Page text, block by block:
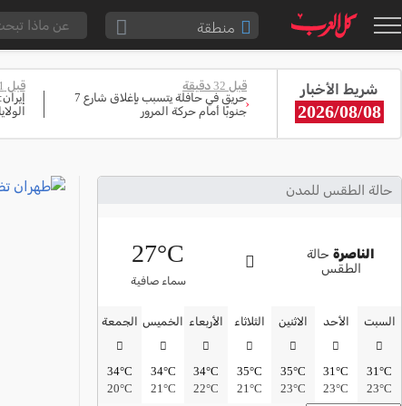
منطقة
القدس والقضاء
المثلث الشمالي
شفاعمرو والقضاء
الضفة الغربية
قطاع غزة
النقب
قرى المرج
شريط الأخبار
2026/08/08
قبل 32 دقيقة
حريق في حافلة يتسبب بإغلاق شارع 7
جنوبًا أمام حركة المرور
قبل 1 ساعة
‹
حالة الطقس للمدن
الناصرةحالة
الطقس
27°C
سماء صافية
السبت
31°C
23°C
الأحد
31°C
23°C
الاثنين
35°C
23°C
الثلاثاء
35°C
21°C
الأربعاء
34°C
22°C
الخميس
34°C
21°C
الجمعة
34°C
20°C